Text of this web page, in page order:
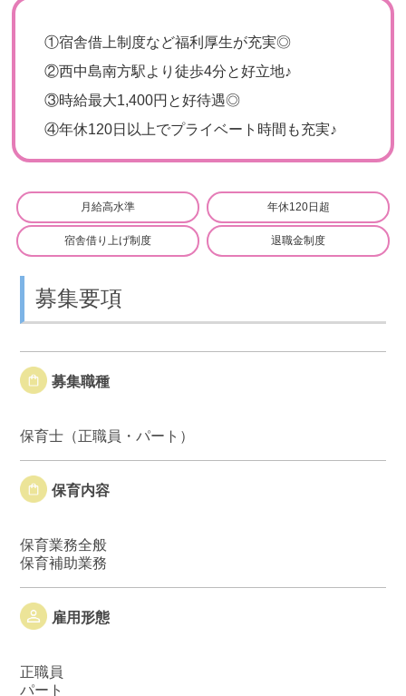
①宿舎借上制度など福利厚生が充実◎
②西中島南方駅より徒歩4分と好立地♪
③時給最大1,400円と好待遇◎
④年休120日以上でプライベート時間も充実♪
月給高水準 年休120日超
宿舎借り上げ制度 退職金制度
募集要項
募集職種
保育士（正職員・パート）
保育内容
保育業務全般
保育補助業務
雇用形態
正職員
パート